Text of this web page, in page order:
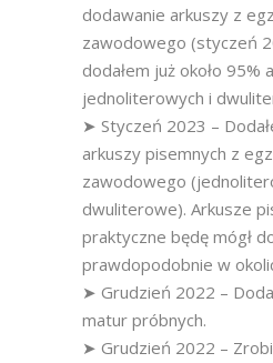
dodawanie arkuszy z
zawodowego (styczeń
dodałem już około 95%
jednoliterowych i
➤ Styczeń 2023 –
arkuszy pisemnych z
zawodowego
dwuliterowe). Arkusze
praktyczne będę mógł
prawdopodobnie w
➤ Grudzień 2022 –
matur próbnych.
➤ Grudzień 2022 –